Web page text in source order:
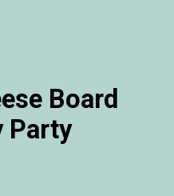
Board
Party